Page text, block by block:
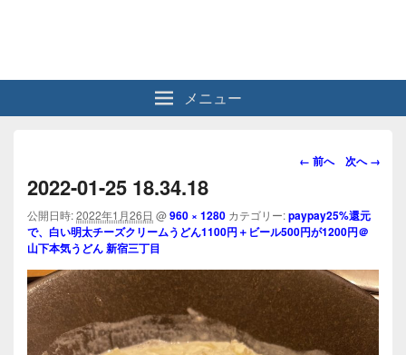
メニュー
画
ビ
ゲ
シ
ョ
ン
← 前へ 次へ →
2022-01-25 18.34.18
公開日時:2022年1月26日 @960 × 1280 カテゴリー:paypay25%還元
で、白い明太チーズクリームうどん1100円＋ビール500円が1200円＠
山下本気うどん 新宿三丁目